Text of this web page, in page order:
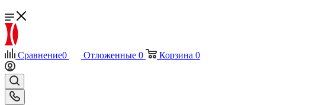
Сравнение0 Отложенные 0 Корзина 0